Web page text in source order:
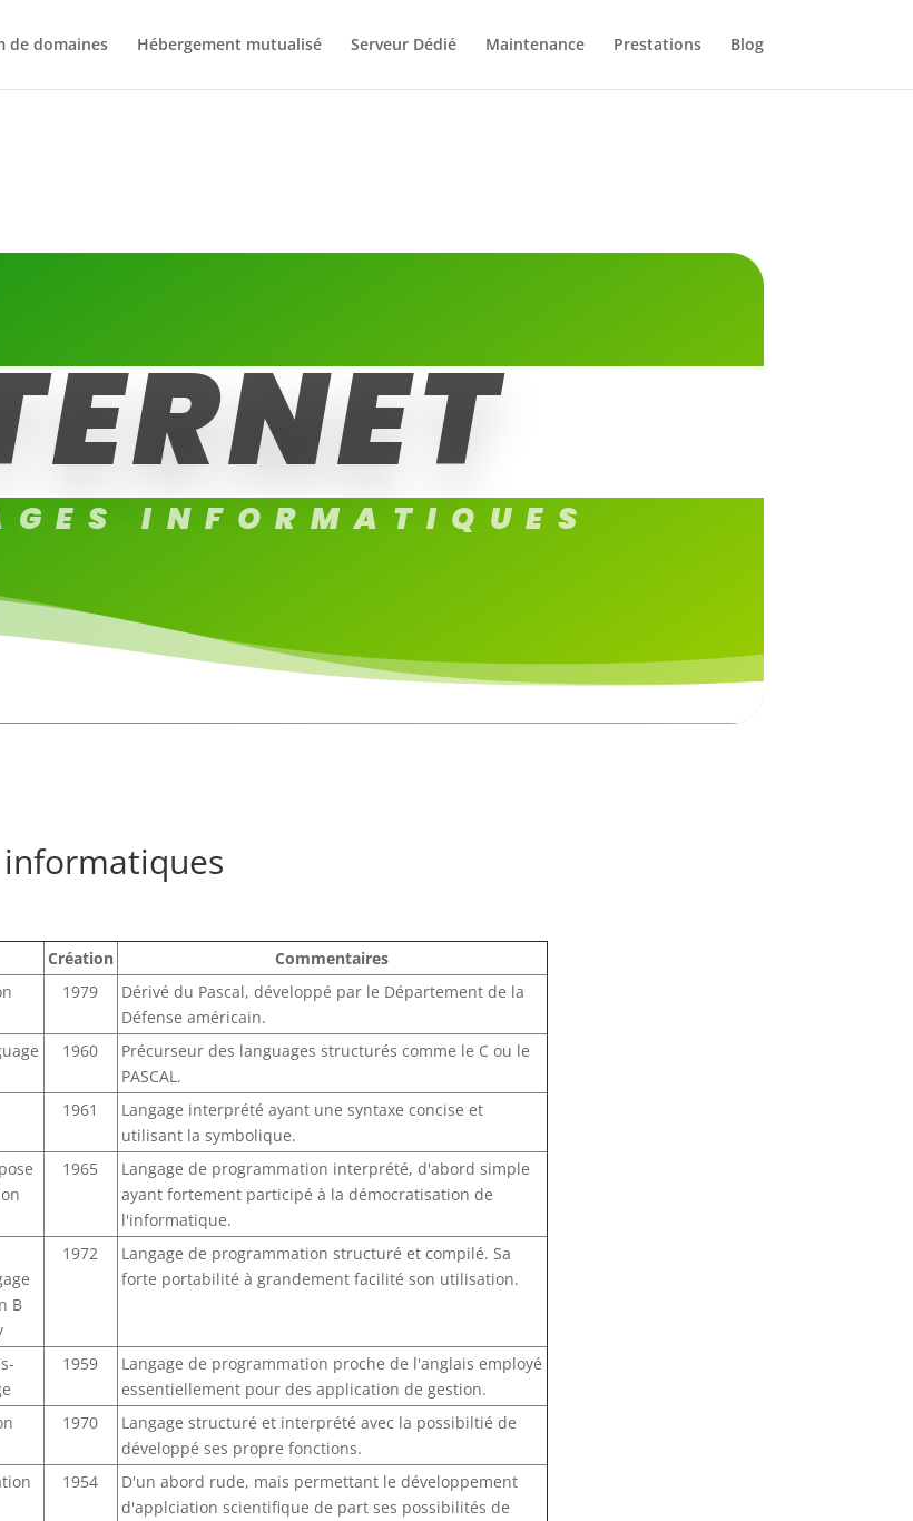
de domaines Hébergement mutualisé Serveur Dédié Maintenance Prestations Blog
INFORMATIQUES
Création
Commentaires
1979
Dérivé du Pascal, développé par le Département de la
Défense américain.
1960
Précurseur des languages structurés comme le C ou le
PASCAL.
1961
Langage interprété ayant une syntaxe concise et
utilisant la symbolique.
1965
Langage de programmation interprété, d'abord simple
ayant fortement participé à la démocratisation de
l'informatique.
B
1972
Langage de programmation structuré et compilé. Sa
forte portabilité à grandement facilité son utilisation.
1959
Langage de programmation proche de l'anglais employé
essentiellement pour des application de gestion.
1970
Langage structuré et interprété avec la possibiltié de
développé ses propre fonctions.
1954
D'un abord rude, mais permettant le développement
d'applciation scientifique de part ses possibilités de